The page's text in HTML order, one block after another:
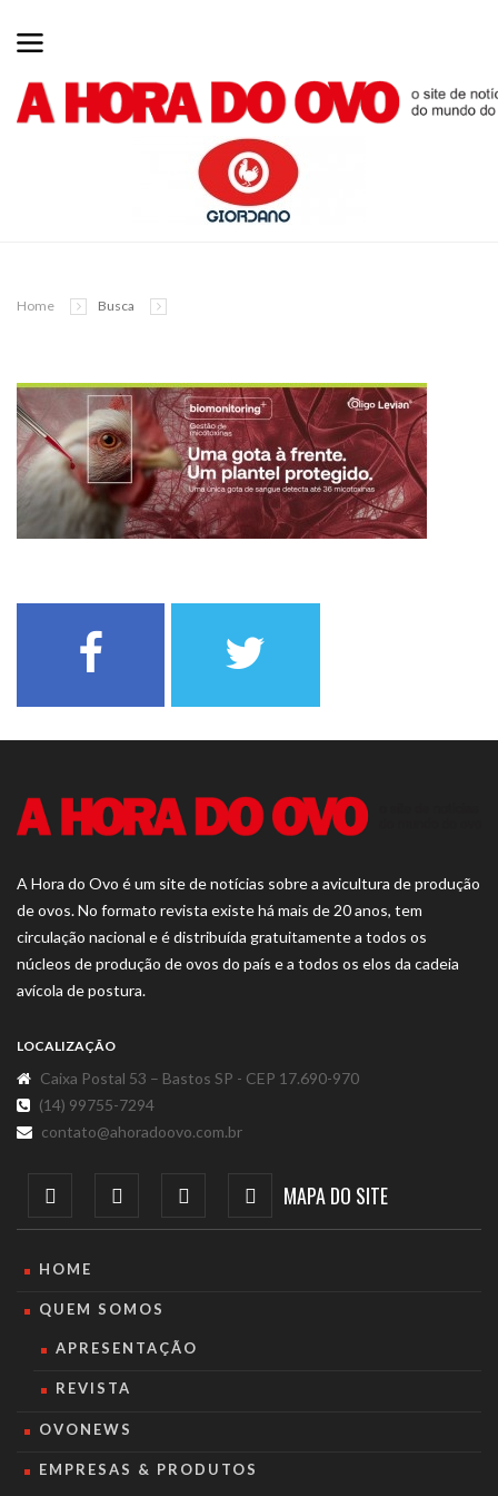
Home Busca
A Hora do Ovo é um site de notícias sobre a avicultura de produção
de ovos. No formato revista existe há mais de 20 anos, tem
circulação nacional e é distribuída gratuitamente a todos os
núcleos de produção de ovos do país e a todos os elos da cadeia
avícola de postura.
LOCALIZAÇÃO
Caixa Postal 53 – Bastos SP - CEP 17.690-970
(14) 99755-7294
contato@ahoradoovo.com.br
MAPA DO SITE
HOME
QUEM SOMOS
APRESENTAÇÃO
REVISTA
OVONEWS
EMPRESAS & PRODUTOS